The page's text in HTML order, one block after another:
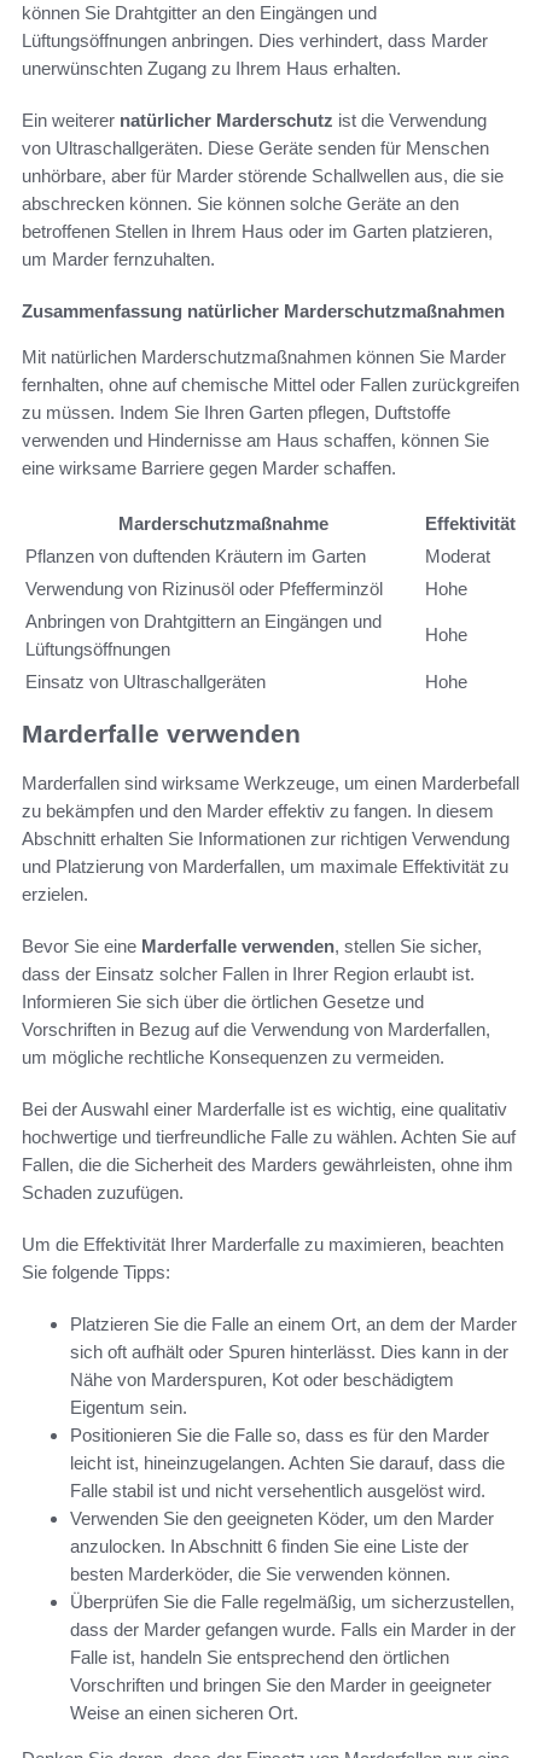
können Sie Drahtgitter an den Eingängen und
Lüftungsöffnungen anbringen. Dies verhindert, dass Marder
unerwünschten Zugang zu Ihrem Haus erhalten.
Ein weiterer natürlicher Marderschutz ist die Verwendung
von Ultraschallgeräten. Diese Geräte senden für Menschen
unhörbare, aber für Marder störende Schallwellen aus, die sie
abschrecken können. Sie können solche Geräte an den
betroffenen Stellen in Ihrem Haus oder im Garten platzieren,
um Marder fernzuhalten.
Zusammenfassung natürlicher Marderschutzmaßnahmen
Mit natürlichen Marderschutzmaßnahmen können Sie Marder
fernhalten, ohne auf chemische Mittel oder Fallen zurückgreifen
zu müssen. Indem Sie Ihren Garten pflegen, Duftstoffe
verwenden und Hindernisse am Haus schaffen, können Sie
eine wirksame Barriere gegen Marder schaffen.
Marderschutzmaßnahme
Effektivität
Pflanzen von duftenden Kräutern im Garten
Moderat
Verwendung von Rizinusöl oder Pfefferminzöl
Hohe
Anbringen von Drahtgittern an Eingängen und
Lüftungsöffnungen
Hohe
Einsatz von Ultraschallgeräten Hohe
Marderfalle verwenden
Marderfallen sind wirksame Werkzeuge, um einen Marderbefall
zu bekämpfen und den Marder effektiv zu fangen. In diesem
Abschnitt erhalten Sie Informationen zur richtigen Verwendung
und Platzierung von Marderfallen, um maximale Effektivität zu
erzielen.
Bevor Sie eine Marderfalle verwenden, stellen Sie sicher,
dass der Einsatz solcher Fallen in Ihrer Region erlaubt ist.
Informieren Sie sich über die örtlichen Gesetze und
Vorschriften in Bezug auf die Verwendung von Marderfallen,
um mögliche rechtliche Konsequenzen zu vermeiden.
Bei der Auswahl einer Marderfalle ist es wichtig, eine qualitativ
hochwertige und tierfreundliche Falle zu wählen. Achten Sie auf
Fallen, die die Sicherheit des Marders gewährleisten, ohne ihm
Schaden zuzufügen.
Um die Effektivität Ihrer Marderfalle zu maximieren, beachten
Sie folgende Tipps:
Platzieren Sie die Falle an einem Ort, an dem der Marder
sich oft aufhält oder Spuren hinterlässt. Dies kann in der
Nähe von Marderspuren, Kot oder beschädigtem
Eigentum sein.
Positionieren Sie die Falle so, dass es für den Marder
leicht ist, hineinzugelangen. Achten Sie darauf, dass die
Falle stabil ist und nicht versehentlich ausgelöst wird.
Verwenden Sie den geeigneten Köder, um den Marder
anzulocken. In Abschnitt 6 finden Sie eine Liste der
besten Marderköder, die Sie verwenden können.
Überprüfen Sie die Falle regelmäßig, um sicherzustellen,
dass der Marder gefangen wurde. Falls ein Marder in der
Falle ist, handeln Sie entsprechend den örtlichen
Vorschriften und bringen Sie den Marder in geeigneter
Weise an einen sicheren Ort.